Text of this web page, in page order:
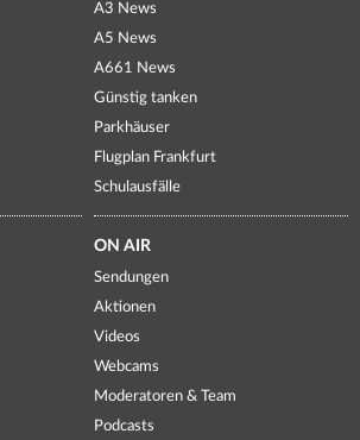
A3 News
A5 News
A661 News
Günstig tanken
Parkhäuser
Flugplan Frankfurt
Schulausfälle
ON AIR
Sendungen
Aktionen
Videos
Webcams
Moderatoren & Team
Podcasts